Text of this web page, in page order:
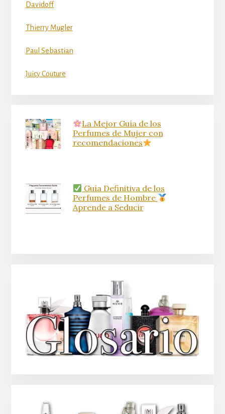
Davidoff
Thierry Mugler
Paul Sebastian
Juicy Couture
La Mejor Guía de los
Perfumes de Mujer con
recomendaciones
Guía Definitiva de los
Perfumes de Hombre
Aprende a Seducir